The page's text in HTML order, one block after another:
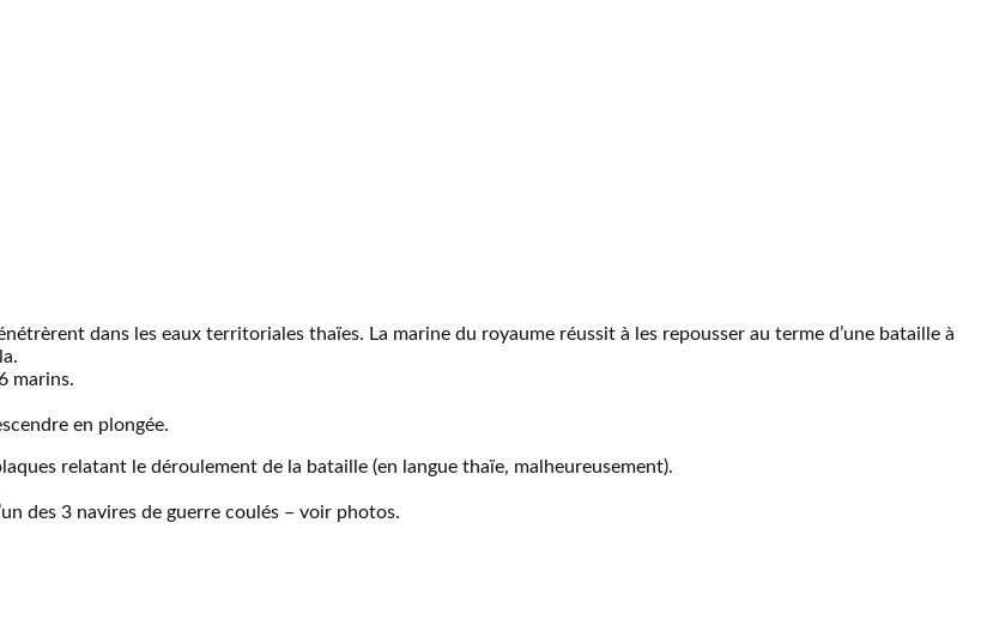
dans les eaux territoriales thaïes. La marine du royaume réussit à les repousser au terme d’une bataille à
marins.
en plongée.
relatant le déroulement de la bataille (en langue thaïe, malheureusement).
des 3 navires de guerre coulés – voir photos.